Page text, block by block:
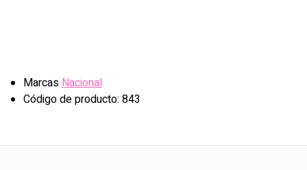
Marcas Nacional
Código de producto: 843